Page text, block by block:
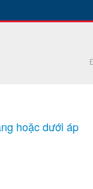
hoặc dưới áp